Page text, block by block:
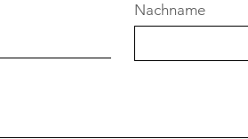
Nachname